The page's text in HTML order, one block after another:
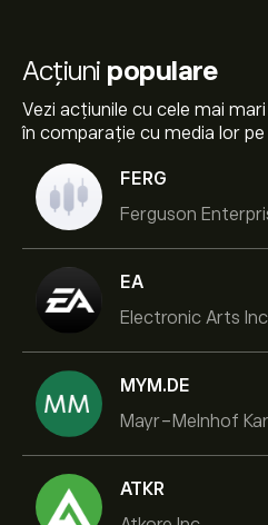
Acțiuni populare
Vezi acțiunile cu cele mai
în comparație cu media lor pe
FERG
Ferguson
EA
Electronic Arts Inc
MYM.DE
Mayr-Melnhof
ATKR